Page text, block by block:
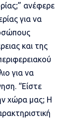
ανέφερε
για να
και της
για να
“Είστε
χώρα μας; Η